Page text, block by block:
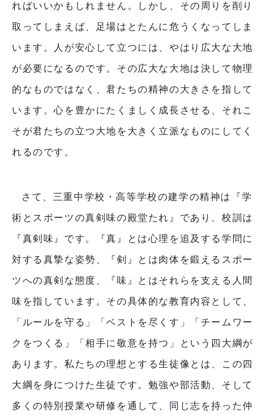
ればいいかもしれません。しかし、その周りを削り
取ってしまえば、足場はとたんに危うくなってしま
います。人が安心して立つには、やはり広大な大地
が必要になるのです。その広大な大地は決して物理
的なものではなく、君たちの精神の大きさを指して
います。心を豊かにたくましく成長させる、それこ
そが君たちの立つ大地を大きく立派なものにしてく
れるのです。
さて、三重中学校・高等学校の建学の精神は『学
術とスポーツの真剣味の殿堂たれ』であり、校訓は
『真剣味』です。『真』とは心理を追及する学問に
対する真摯な姿勢、『剣』とは肉体を鍛えるスポー
ツへの真剣な態度、『味』とはそれらを支える人間
味を指しています。その具体的な教育内容として、
「ルールを守る」「ベストを尽くす」「チームワー
クをつくる」「相手に敬意を持つ」という四大綱が
あります。私たちの理想とする生徒像とは、この四
大綱を身につけた生徒です。勉強や部活動、そして
多くの特別授業や研修を通して、同じ志を持った仲